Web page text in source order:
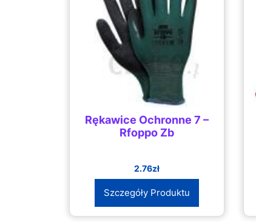
Rękawice Ochronne 7 –
Rfoppo Zb
2.76zł
Szczegóły Produktu